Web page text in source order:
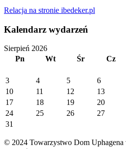
Relacja na stronie ibedeker.pl
Kalendarz wydarzeń
Sierpień 2026
Pn
Wt Śr Cz
3
4 5 6
10
11 12 13
17
18 19 20
24
25 26 27
31
© 2024 Towarzystwo Dom Uphagena